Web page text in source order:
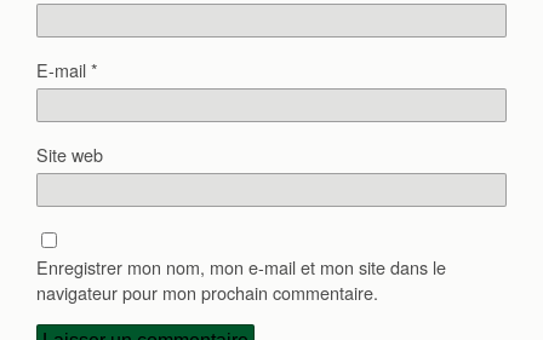
E-mail*
Site web
Enregistrer mon nom, mon e-mail et mon site dans le
navigateur pour mon prochain commentaire.